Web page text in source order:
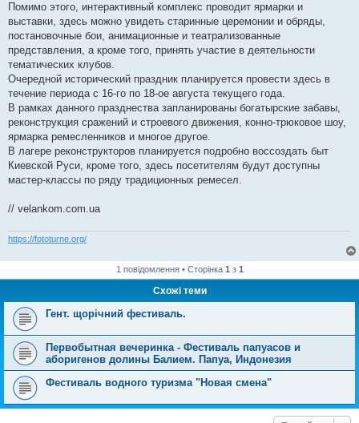
л
е
н
я
Помимо этого, интерактивный комплекс проводит ярмарки и
выставки, здесь можно увидеть старинные церемонии и обряды,
постановочные бои, анимационные и театрализованные
представления, а кроме того, принять участие в деятельности
тематических клубов.
Очередной исторический праздник планируется провести здесь в
течение периода с 16-го по 18-ое августа текущего года.
В рамках данного празднества запланированы богатырские забавы,
реконструкция сражений и строевого движения, конно-трюковое шоу,
ярмарка ремесленников и многое другое.
В лагере реконструкторов планируется подробно воссоздать быт
Киевской Руси, кроме того, здесь посетителям будут доступны
мастер-классы по ряду традиционных ремесел.
// velankom.com.ua
https://fototurne.org/
1 повідомлення • Сторінка 1 з 1
Схожі теми
Гент. щорічний фестиваль.
Первобытная вечеринка - Фестиваль папуасов и
аборигенов долины Балием. Папуа, Индонезия
Фестиваль водного туризма "Новая смена"